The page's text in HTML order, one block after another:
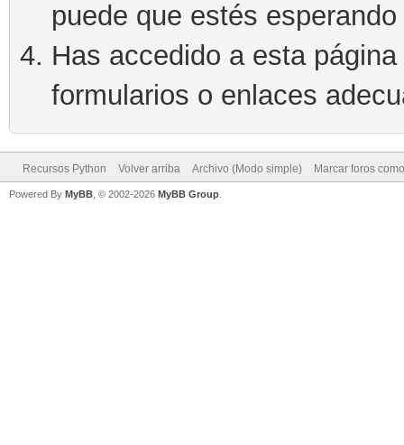
puede que estés
Has accedido a esta
formularios o enlaces
Recursos Python Volver arriba Archivo (Modo simple) Marcar foros
Powered By MyBB , © 2002-2026 MyBB Group